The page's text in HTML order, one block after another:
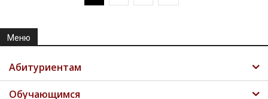
Меню
Абитуриентам
Обучающимся